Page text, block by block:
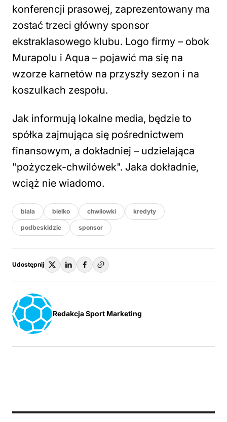
konferencji prasowej, zaprezentowany ma
zostać trzeci główny sponsor
ekstraklasowego klubu. Logo firmy – obok
Murapolu i Aqua – pojawić ma się na
wzorze karnetów na przyszły sezon i na
koszulkach zespołu.
Jak informują lokalne media, będzie to
spółka zajmująca się pośrednictwem
finansowym, a dokładniej – udzielająca
"pożyczek-chwilówek". Jaka dokładnie,
wciąż nie wiadomo.
biala bielko chwilowki kredyty
podbeskidzie sponsor
Udostępnij
Redakcja Sport Marketing